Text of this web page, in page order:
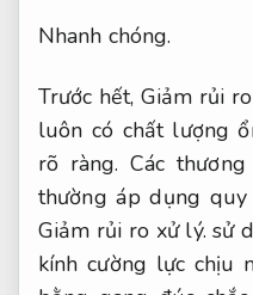
Nhanh chóng.
Trước hết, Giảm rủi
luôn có chất lượng
rõ ràng. Các
thường áp dụng
Giảm rủi ro xử lý. sử
kính cường lực chịu